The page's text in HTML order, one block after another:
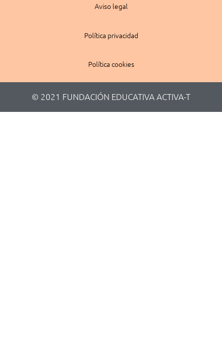
Aviso legal
Política privacidad
Política cookies
© 2021 FUNDACIÓN EDUCATIVA ACTIVA-T​